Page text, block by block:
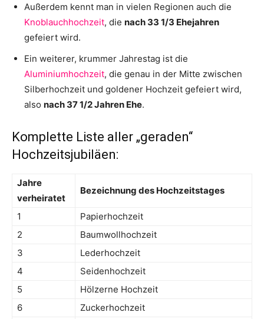
Außerdem kennt man in vielen Regionen auch die
Knoblauchhochzeit, die nach 33 1/3 Ehejahren
gefeiert wird.
Ein weiterer, krummer Jahrestag ist die
Aluminiumhochzeit, die genau in der Mitte zwischen
Silberhochzeit und goldener Hochzeit gefeiert wird,
also nach 37 1/2 Jahren Ehe.
Komplette Liste aller „geraden“
Hochzeitsjubiläen:
Jahre
verheiratet
Bezeichnung des Hochzeitstages
1
Papierhochzeit
2
Baumwollhochzeit
3
Lederhochzeit
4
Seidenhochzeit
5
Hölzerne Hochzeit
6
Zuckerhochzeit